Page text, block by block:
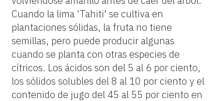
Cuando la lima 'Tahiti' se cultiva en
plantaciones sólidas, la fruta no tiene
semillas, pero puede producir algunas
cuando se planta con otras especies de
cítricos. Los ácidos son del 5 al 6 por ciento,
los sólidos solubles del 8 al 10 por ciento y el
contenido de jugo del 45 al 55 por ciento en